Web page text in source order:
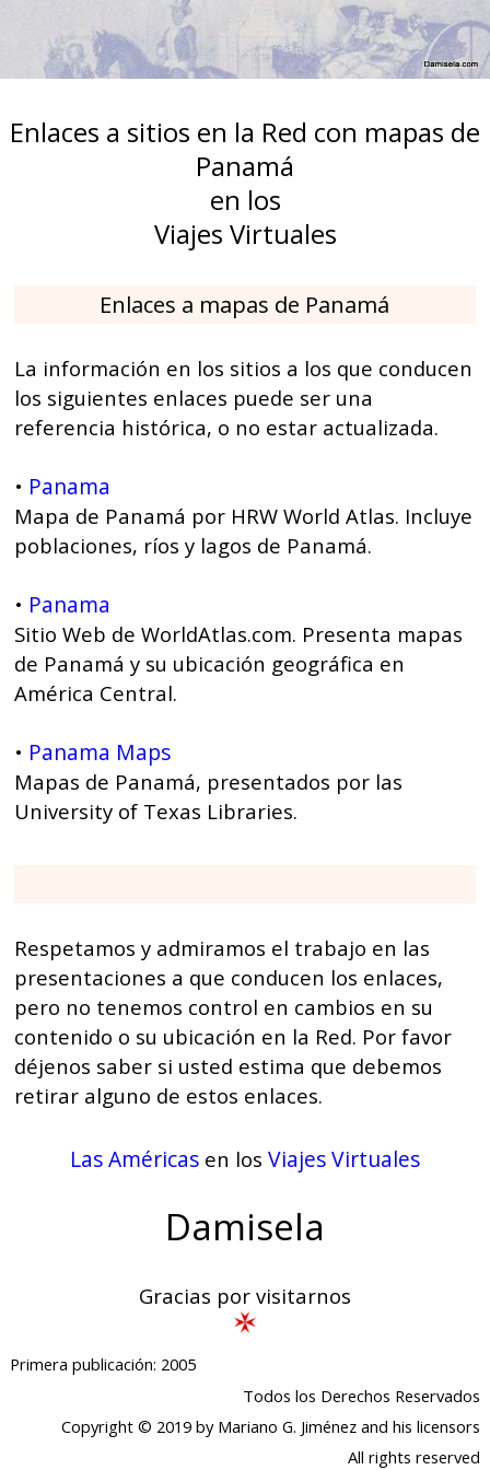
Enlaces a sitios en la Red con mapas de
Panamá
en los
Viajes Virtuales
Enlaces a mapas de Panamá
La información en los sitios a los que conducen
los siguientes enlaces puede ser una
referencia histórica, o no estar actualizada.
• Panama
Mapa de Panamá por HRW World Atlas. Incluye
poblaciones, ríos y lagos de Panamá.
• Panama
Sitio Web de WorldAtlas.com. Presenta mapas
de Panamá y su ubicación geográfica en
América Central.
• Panama Maps
Mapas de Panamá, presentados por las
University of Texas Libraries.
Respetamos y admiramos el trabajo en las
presentaciones a que conducen los enlaces,
pero no tenemos control en cambios en su
contenido o su ubicación en la Red. Por favor
déjenos saber si usted estima que debemos
retirar alguno de estos enlaces.
Las Américas en los Viajes Virtuales
Damisela
Gracias por visitarnos
Primera publicación: 2005
Todos los Derechos Reservados
Copyright © 2019 by Mariano G. Jiménez and his licensors
All rights reserved